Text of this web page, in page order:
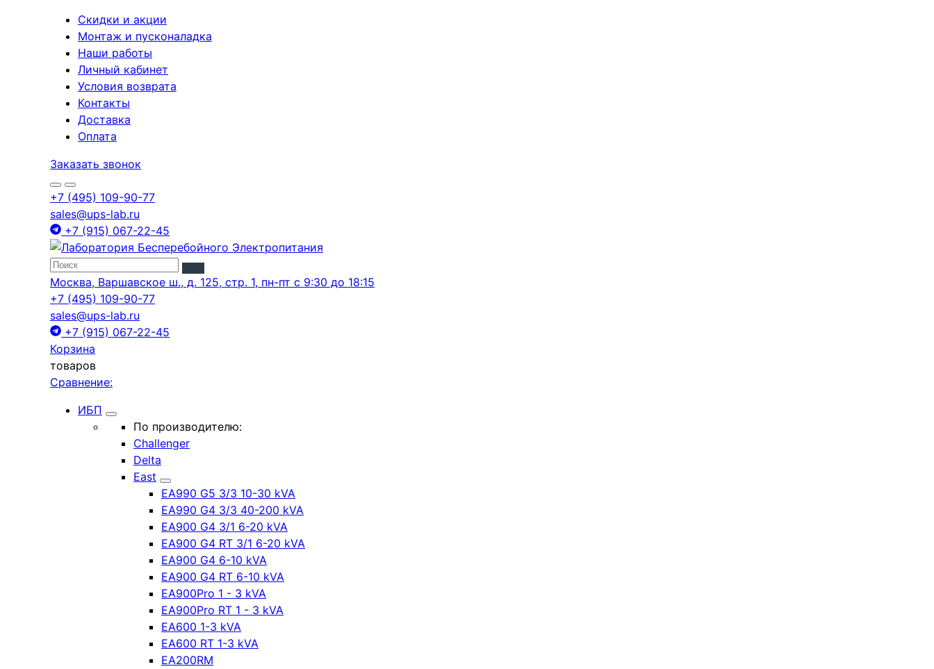
Скидки и акции
Монтаж и пусконаладка
Наши работы
Личный кабинет
Условия возврата
Контакты
Доставка
Оплата
Заказать звонок
+7 (495) 109-90-77
sales@ups-lab.ru
+7 (915) 067-22-45
Москва, Варшавское ш., д. 125, стр. 1, пн-пт с 9:30 до 18:15
+7 (495) 109-90-77
sales@ups-lab.ru
+7 (915) 067-22-45
Корзина
товаров
Сравнение:
ИБП
По производителю:
Challenger
Delta
East
EA990 G5 3/3 10-30 kVA
EA990 G4 3/3 40-200 kVA
EA900 G4 3/1 6-20 kVA
EA900 G4 RT 3/1 6-20 kVA
EA900 G4 6-10 kVA
EA900 G4 RT 6-10 kVA
EA900Pro 1 - 3 kVA
EA900Pro RT 1 - 3 kVA
EA600 1-3 kVA
EA600 RT 1-3 kVA
EA200RM